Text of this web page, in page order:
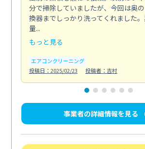
分で掃除していましたが、今回は奥
換器までしっかり洗ってくれました
量...
もっと見る
エアコンクリーニング
投稿日：2025/02/23
投稿者：吉村
事業者の詳細情報を見る